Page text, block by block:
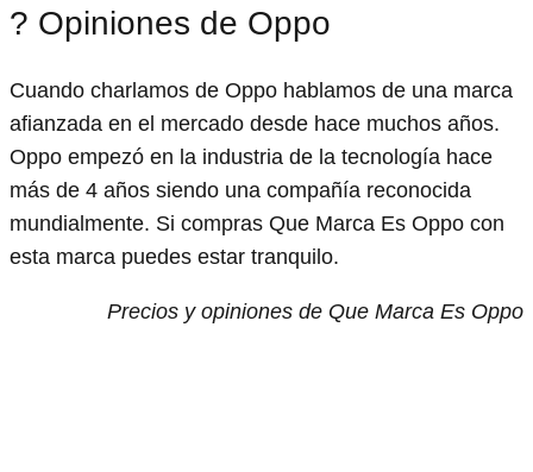
? Opiniones de Oppo
Cuando charlamos de Oppo hablamos de una marca
afianzada en el mercado desde hace muchos años.
Oppo empezó en la industria de la tecnología hace
más de 4 años siendo una compañía reconocida
mundialmente. Si compras Que Marca Es Oppo con
esta marca puedes estar tranquilo.
Precios y opiniones de Que Marca Es Oppo